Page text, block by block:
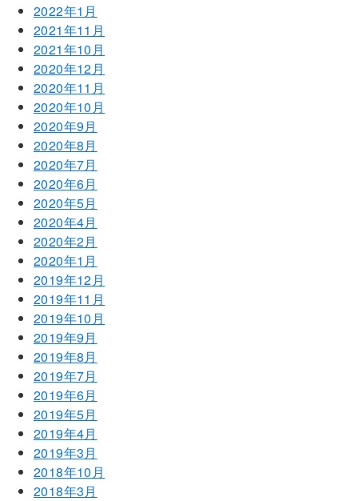
2022年1月
2021年11月
2021年10月
2020年12月
2020年11月
2020年10月
2020年9月
2020年8月
2020年7月
2020年6月
2020年5月
2020年4月
2020年2月
2020年1月
2019年12月
2019年11月
2019年10月
2019年9月
2019年8月
2019年7月
2019年6月
2019年5月
2019年4月
2019年3月
2018年10月
2018年3月